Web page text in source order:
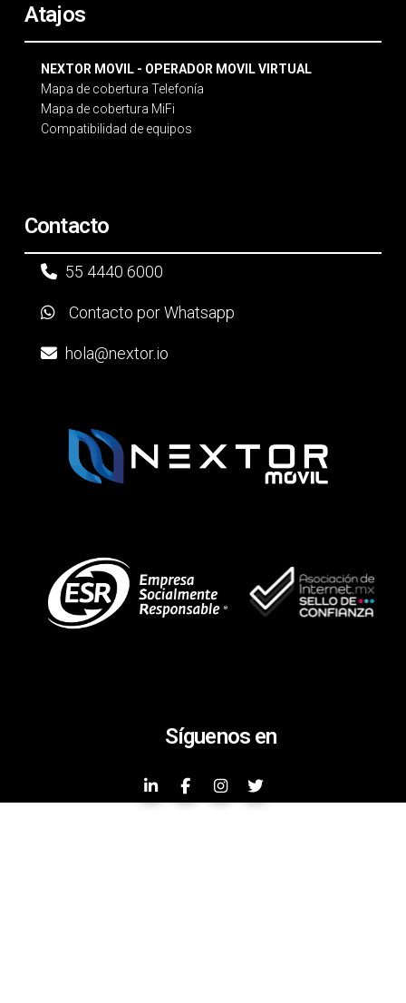
Atajos
NEXTOR MOVIL - OPERADOR MOVIL VIRTUAL
Mapa de cobertura Telefonía
Mapa de cobertura MiFi
Compatibilidad de equipos
Contacto
55 4440 6000
Contacto por Whatsapp
hola@nextor.io
Síguenos en